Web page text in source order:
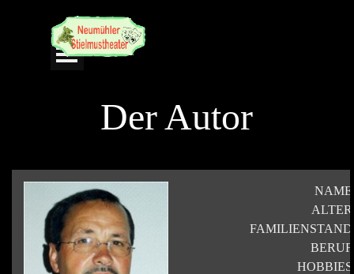
Menü überspringen
Der Autor